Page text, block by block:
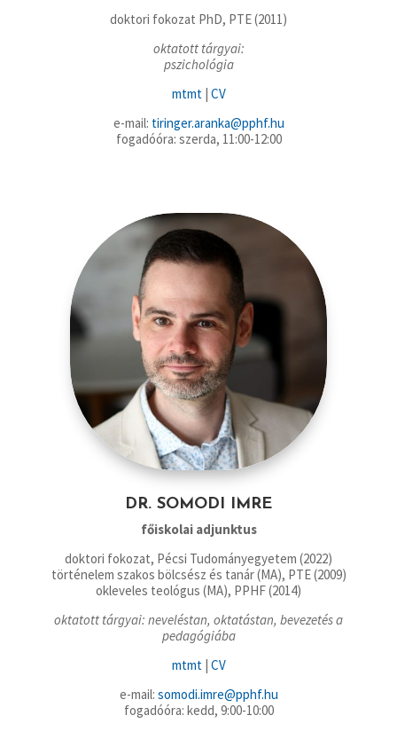
doktori fokozat PhD, PTE (2011)
oktatott tárgyai:
pszichológia
mtmt | CV
e-mail: tiringer.aranka@pphf.hu
fogadóóra: szerda, 11:00-12:00
DR. SOMODI IMRE
főiskolai adjunktus
doktori fokozat, Pécsi Tudományegyetem (2022)
történelem szakos bölcsész és tanár (MA), PTE (2009)
okleveles teológus (MA), PPHF (2014)
oktatott tárgyai: neveléstan, oktatástan, bevezetés a
pedagógiába
mtmt CV
e-mail: somodi.imre@pphf.hu
fogadóóra: kedd, 9:00-10:00